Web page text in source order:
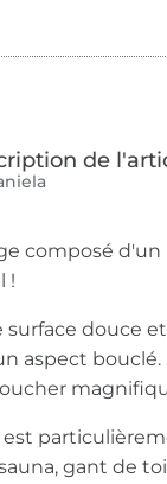
composé
!
surface douce
aspect
gant de